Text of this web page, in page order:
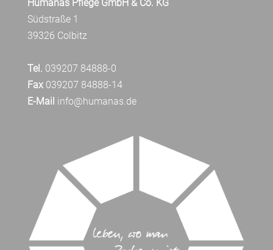
Humanas Pflege GmbH & Co. KG
Südstraße 1
39326 Colbitz
Tel. 039207 84888-0
Fax039207 84888-14
E-Mail info@humanas.de